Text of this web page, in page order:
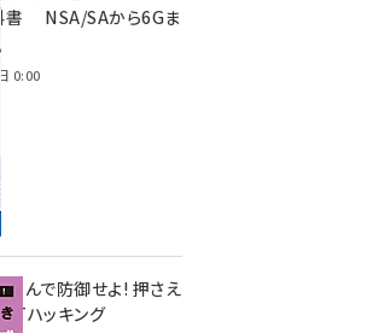
科書 NSA/SAから6Gま
0:00
んで防御せよ! 押さえ
ハッキング